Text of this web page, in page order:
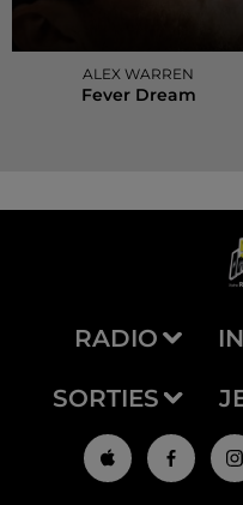
ALEX WARREN
Fever Dream
RADIO
SORTIES